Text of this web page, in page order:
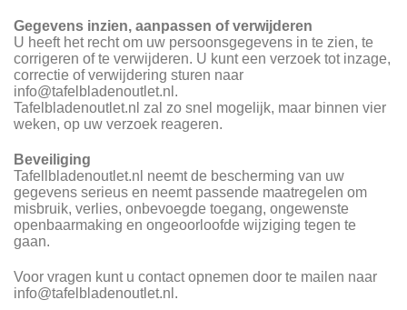
Gegevens inzien, aanpassen of verwijderen
U heeft het recht om uw persoonsgegevens in te zien, te
corrigeren of te verwijderen. U kunt een verzoek tot inzage,
correctie of verwijdering sturen naar
info@tafelbladenoutlet.nl.
Tafelbladenoutlet.nl zal zo snel mogelijk, maar binnen vier
weken, op uw verzoek reageren.
Beveiliging
Tafellbladenoutlet.nl neemt de bescherming van uw
gegevens serieus en neemt passende maatregelen om
misbruik, verlies, onbevoegde toegang, ongewenste
openbaarmaking en ongeoorloofde wijziging tegen te
gaan.
Voor vragen kunt u contact opnemen door te mailen naar
info@tafelbladenoutlet.nl.